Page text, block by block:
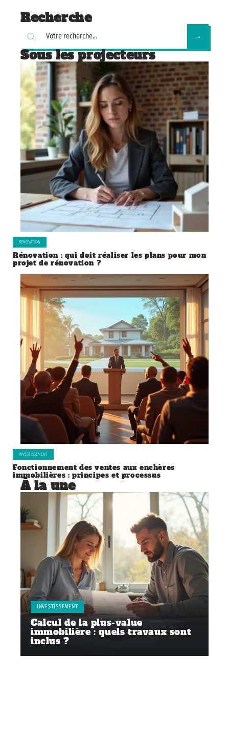
Recherche
Sous les projecteurs
RÉNOVATION
Rénovation : qui doit réaliser les plans pour mon
projet de rénovation ?
INVESTISSEMENT
Fonctionnement des ventes aux enchères
immobilières : principes et processus
À la une
INVESTISSEMENT
Calcul de la plus-value
immobilière : quels travaux sont
inclus ?